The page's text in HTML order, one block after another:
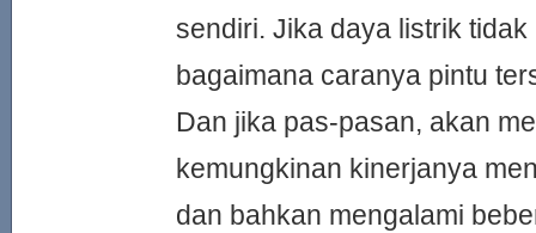
sendiri. Jika daya listrik tidak
bagaimana caranya pintu
Dan jika pas-pasan, akan
kemungkinan kinerjanya
dan bahkan mengalami